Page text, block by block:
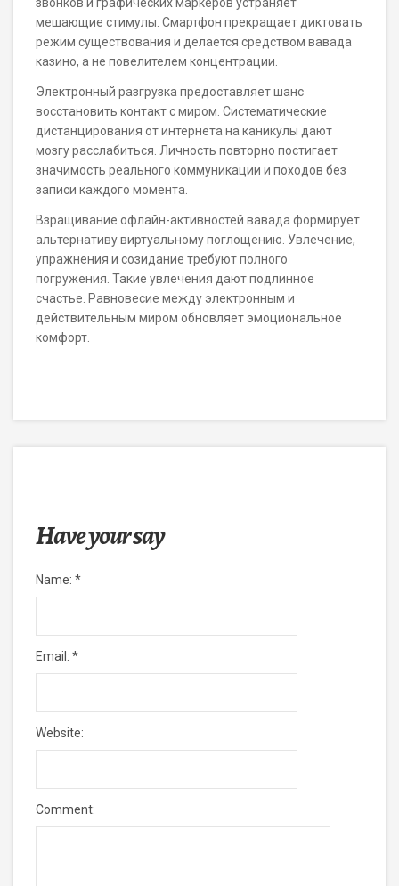
мешающие стимулы. Смартфон прекращает диктовать
режим существования и делается средством вавада
казино, а не повелителем концентрации.
Электронный разгрузка предоставляет шанс
восстановить контакт с миром. Систематические
дистанцирования от интернета на каникулы дают
мозгу расслабиться. Личность повторно постигает
значимость реального коммуникации и походов без
записи каждого момента.
Взращивание офлайн-активностей вавада формирует
альтернативу виртуальному поглощению. Увлечение,
упражнения и созидание требуют полного
погружения. Такие увлечения дают подлинное
счастье. Равновесие между электронным и
действительным миром обновляет эмоциональное
комфорт.
Have your say
Name: *
Email: *
Website:
Comment: